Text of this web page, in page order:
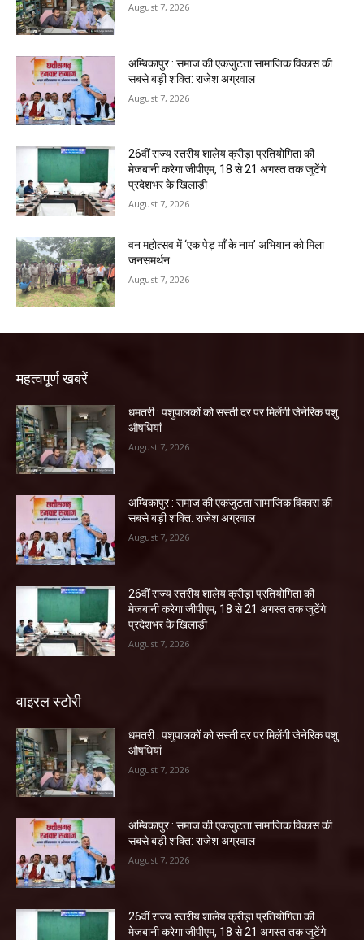
August 7, 2026
अम्बिकापुर : समाज की एकजुटता सामाजिक विकास की
सबसे बड़ी शक्ति: राजेश अग्रवाल
August 7, 2026
26वीं राज्य स्तरीय शालेय क्रीड़ा प्रतियोगिता की
मेजबानी करेगा जीपीएम, 18 से 21 अगस्त तक जुटेंगे
प्रदेशभर के खिलाड़ी
August 7, 2026
वन महोत्सव में ‘एक पेड़ माँ के नाम’ अभियान को मिला
जनसमर्थन
August 7, 2026
महत्वपूर्ण खबरें
धमतरी : पशुपालकों को सस्ती दर पर मिलेंगी जेनेरिक पशु
औषधियां
August 7, 2026
अम्बिकापुर : समाज की एकजुटता सामाजिक विकास की
सबसे बड़ी शक्ति: राजेश अग्रवाल
August 7, 2026
26वीं राज्य स्तरीय शालेय क्रीड़ा प्रतियोगिता की
मेजबानी करेगा जीपीएम, 18 से 21 अगस्त तक जुटेंगे
प्रदेशभर के खिलाड़ी
August 7, 2026
वाइरल स्टोरी
धमतरी : पशुपालकों को सस्ती दर पर मिलेंगी जेनेरिक पशु
औषधियां
August 7, 2026
अम्बिकापुर : समाज की एकजुटता सामाजिक विकास की
सबसे बड़ी शक्ति: राजेश अग्रवाल
August 7, 2026
26वीं राज्य स्तरीय शालेय क्रीड़ा प्रतियोगिता की
मेजबानी करेगा जीपीएम, 18 से 21 अगस्त तक जुटेंगे